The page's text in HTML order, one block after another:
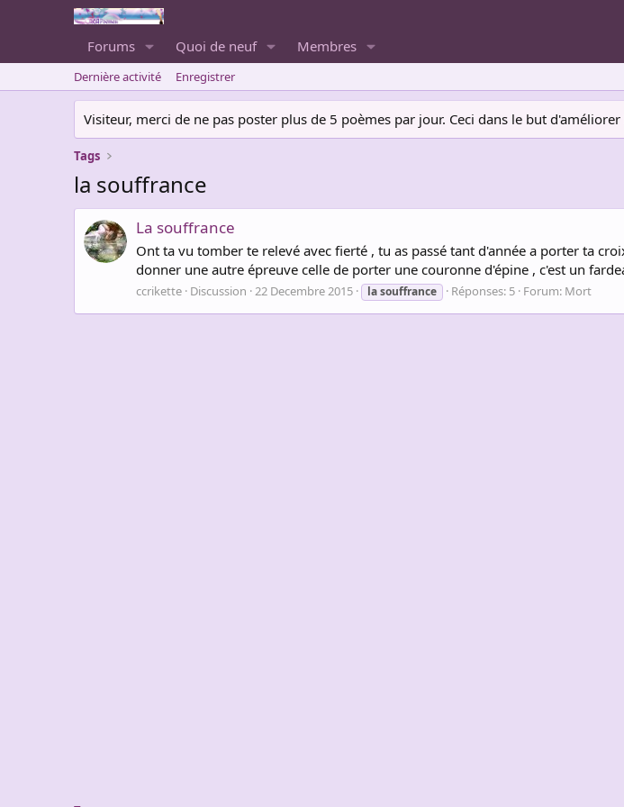
Forums Quoi de neuf Membres
Dernière activité Enregistrer
Visiteur, merci de ne pas poster plus de 5 poèmes par jour. Ceci dans le but
Tags
la souffrance
La souffrance
Ont ta vu tomber te relevé avec fierté , tu as passé tant d'année a porter ta
donner une autre épreuve celle de porter une couronne d'épine , c'est un
ccrikette Discussion 22 Decembre 2015 lasouffrance Réponses: 5 Forum: Mort